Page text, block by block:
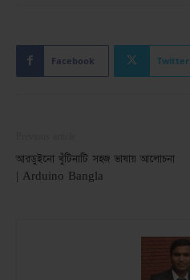
Facebook Twitter
আরডুইনো খুঁটিনাটি সহজ ভাষায় আলোচনা
| Arduino Bangla